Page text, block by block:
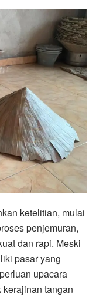
ketelitian, mulai
penjemuran,
dan rapi. Meski
pasar yang
upacara
tangan